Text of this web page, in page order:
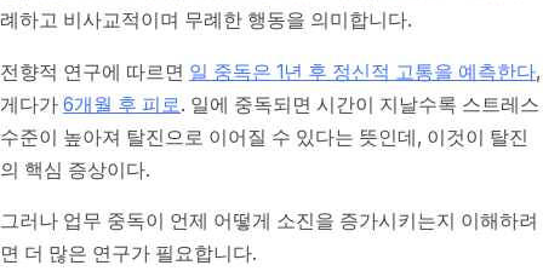
례하고 비사교적이며 무례한 행동을 의미합니다.
전향적 연구에 따르면 일 중독은 1년 후 정신적 고통을 예측한다,
게다가 6개월 후 피로. 일에 중독되면 시간이 지날수록 스트레스
수준이 높아져 탈진으로 이어질 수 있다는 뜻인데, 이것이 탈진
의 핵심 증상이다.
그러나 업무 중독이 언제 어떻게 소진을 증가시키는지 이해하려
면 더 많은 연구가 필요합니다.